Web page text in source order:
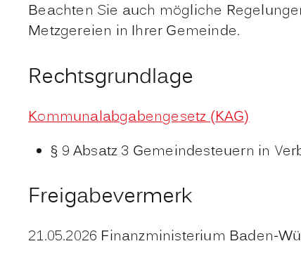
Beachten Sie auch mögliche
Metzgereien in Ihrer Gemeinde.
Rechtsgrundlage
Kommunalabgabengesetz (KAG)
§ 9 Absatz 3 Gemeindesteuern in
Freigabevermerk
21.05.2026 Finanzministerium Baden-